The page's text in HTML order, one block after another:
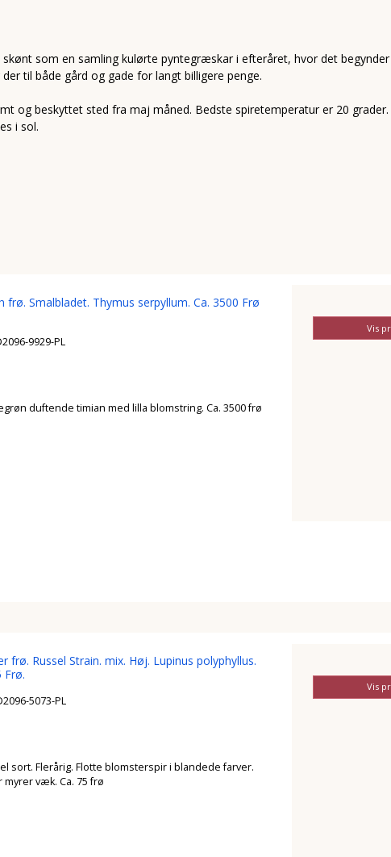
som en samling kulørte pyntegræskar i efteråret, hvor det
til både gård og gade for langt billigere penge.
og beskyttet sted fra maj måned. Bedste spiretemperatur er 20
i sol.
frø. Smalbladet. Thymus serpyllum. Ca. 3500 Frø
9929-PL
duftende timian med lilla blomstring. Ca. 3500 frø
Vis
frø. Russel Strain. mix. Høj. Lupinus polyphyllus.
Frø.
5073-PL
sort. Flerårig. Flotte blomsterspir i blandede farver.
myrer væk. Ca. 75 frø
Vis